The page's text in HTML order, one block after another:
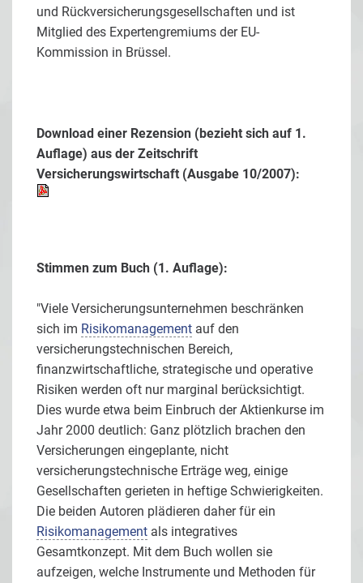
und Rückversicherungsgesellschaften und ist
Mitglied des Expertengremiums der EU-
Kommission in Brüssel.
Download einer Rezension (bezieht sich auf 1.
Auflage) aus der Zeitschrift
Versicherungswirtschaft (Ausgabe 10/2007):
Stimmen zum Buch (1. Auflage):
"Viele Versicherungsunternehmen beschränken
sich im Risikomanagement auf den
versicherungstechnischen Bereich,
finanzwirtschaftliche, strategische und operative
Risiken werden oft nur marginal berücksichtigt.
Dies wurde etwa beim Einbruch der Aktienkurse im
Jahr 2000 deutlich: Ganz plötzlich brachen den
Versicherungen eingeplante, nicht
versicherungstechnische Erträge weg, einige
Gesellschaften gerieten in heftige Schwierigkeiten.
Die beiden Autoren plädieren daher für ein
Risikomanagement als integratives
Gesamtkonzept. Mit dem Buch wollen sie
aufzeigen, welche Instrumente und Methoden für